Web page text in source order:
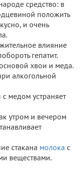
средство: в
положить
и очень
влияние
гепатит.
хвои и меда.
алкогольной
медом устраняет
утром и вечером
стакана молока с
веществами.